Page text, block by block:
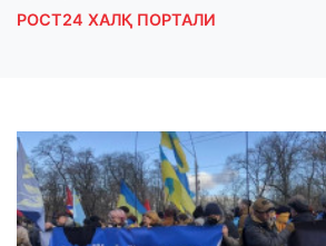
РОСТ24 ХАЛҚ ПОРТАЛИ